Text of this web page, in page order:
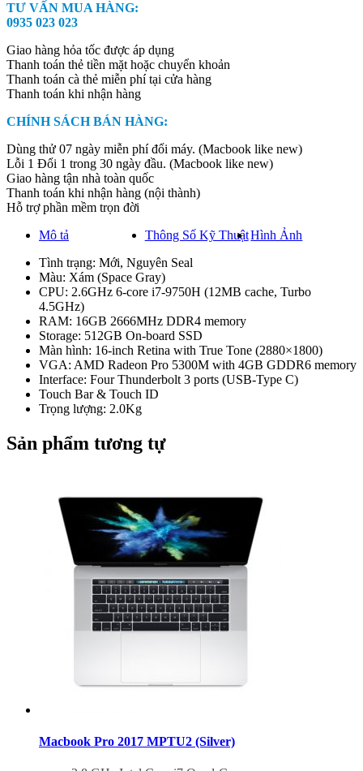
16
inch
New
–
(Space
Gray/i7/16GB/512GB)
TƯ VẤN MUA HÀNG:
0935 023 023
Giao hàng hỏa tốc được áp dụng
Thanh toán thẻ tiền mặt hoặc chuyển khoản
Thanh toán cà thẻ miễn phí tại cửa hàng
Thanh toán khi nhận hàng
CHÍNH SÁCH BÁN HÀNG:
Dùng thử 07 ngày miễn phí đổi máy. (Macbook like new)
Lỗi 1 Đổi 1 trong 30 ngày đầu. (Macbook like new)
Giao hàng tận nhà toàn quốc
Thanh toán khi nhận hàng (nội thành)
Hỗ trợ phần mềm trọn đời
Mô tả
Thông Số Kỹ ThuậtHình Ảnh
Tình trạng: Mới, Nguyên Seal
Màu: Xám (Space Gray)
CPU: 2.6GHz 6-core i7-9750H (12MB cache, Turbo
4.5GHz)
RAM: 16GB 2666MHz DDR4 memory
Storage: 512GB On-board SSD
Màn hình: 16-inch Retina with True Tone (2880×1800)
VGA: AMD Radeon Pro 5300M with 4GB GDDR6 memory
Interface: Four Thunderbolt 3 ports (USB-Type C)
Touch Bar & Touch ID
Trọng lượng: 2.0Kg
Sản phẩm tương tự
Macbook Pro 2017 MPTU2 (Silver)